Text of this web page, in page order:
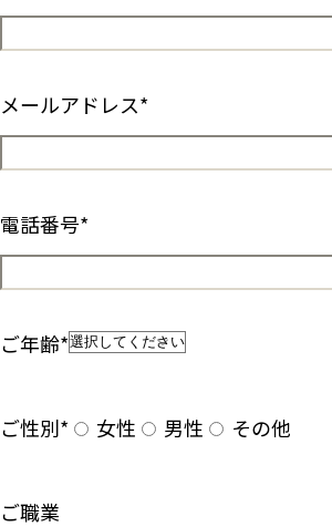
メールアドレス*
電話番号*
ご年齢*
ご性別* 女性 男性 その他
ご職業